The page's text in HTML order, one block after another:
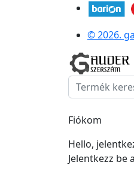
© 2026.
Fiókom
Hello,
Jelentkezz